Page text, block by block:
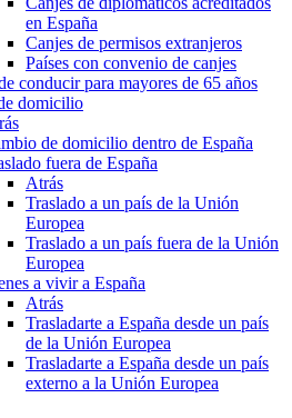
en España
Canjes de permisos extranjeros
Países con convenio de canjes
conducir para mayores de 65 años
domicilio
de domicilio dentro de España
fuera de España
Atrás
Traslado a un país de la Unión
Europea
Traslado a un país fuera de la Unión
Europea
a vivir a España
Atrás
Trasladarte a España desde un país
de la Unión Europea
Trasladarte a España desde un país
externo a la Unión Europea